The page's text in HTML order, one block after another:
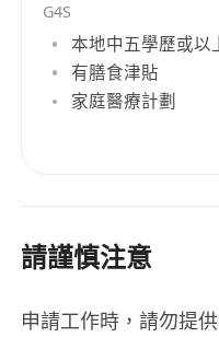
G4S
本地中五學歷或以
有膳食津貼
家庭醫療計劃
請謹慎注意
申請工作時，請勿提